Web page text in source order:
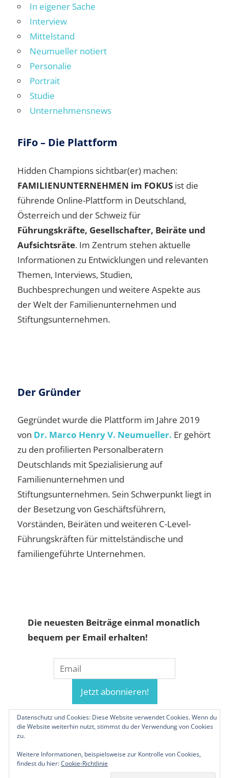
In eigener Sache
Interview
Mittelstand
Neumueller notiert
Personalie
Portrait
Studie
Unternehmensnews
FiFo – Die Plattform
Hidden Champions sichtbar(er) machen:
FAMILIENUNTERNEHMEN im FOKUS ist die
führende Online-Plattform in Deutschland,
Österreich und der Schweiz für
Führungskräfte, Gesellschafter, Beiräte und
Aufsichtsräte. Im Zentrum stehen aktuelle
Informationen zu Entwicklungen und relevanten
Themen, Interviews, Studien,
Buchbesprechungen und weitere Aspekte aus
der Welt der Familienunternehmen und
Stiftungsunternehmen.
Der Gründer
Gegründet wurde die Plattform im Jahre 2019
von Dr. Marco Henry V. Neumueller. Er gehört
zu den profilierten Personalberatern
Deutschlands mit Spezialisierung auf
Familienunternehmen und
Stiftungsunternehmen. Sein Schwerpunkt liegt in
der Besetzung von Geschäftsführern,
Vorständen, Beiräten und weiteren C-Level-
Führungskräften für mittelständische und
familiengeführte Unternehmen.
Die neuesten Beiträge einmal monatlich
bequem per Email erhalten!
© 2019-2026 Familienunternehmen.eu. Alle
Datenschutz und Cookies: Diese Website verwendet Cookies. Wenn du
die Website weiterhin nutzt, stimmst du der Verwendung von Cookies
zu.
Weitere Informationen, beispielsweise zur Kontrolle von Cookies,
findest du hier:Cookie-Richtlinie